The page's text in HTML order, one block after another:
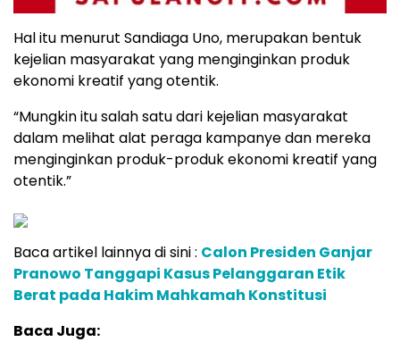
Hal itu menurut Sandiaga Uno, merupakan bentuk
kejelian masyarakat yang menginginkan produk
ekonomi kreatif yang otentik.
“Mungkin itu salah satu dari kejelian masyarakat
dalam melihat alat peraga kampanye dan mereka
menginginkan produk-produk ekonomi kreatif yang
otentik.”
Baca artikel lainnya di sini : Calon Presiden Ganjar
Pranowo Tanggapi Kasus Pelanggaran Etik
Berat pada Hakim Mahkamah Konstitusi
Baca Juga: